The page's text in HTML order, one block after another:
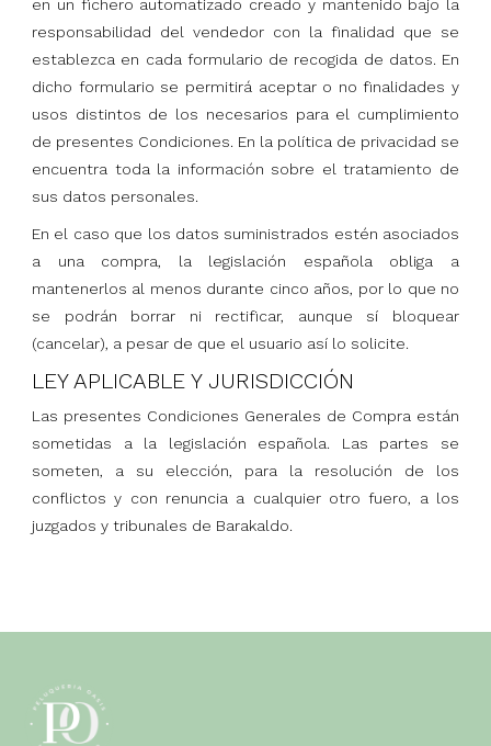
en un fichero automatizado creado y mantenido bajo la
responsabilidad del vendedor con la finalidad que se
establezca en cada formulario de recogida de datos. En
dicho formulario se permitirá aceptar o no finalidades y
usos distintos de los necesarios para el cumplimiento
de presentes Condiciones. En la política de privacidad se
encuentra toda la información sobre el tratamiento de
sus datos personales.
En el caso que los datos suministrados estén asociados
a una compra, la legislación española obliga a
mantenerlos al menos durante cinco años, por lo que no
se podrán borrar ni rectificar, aunque sí bloquear
(cancelar), a pesar de que el usuario así lo solicite.
LEY APLICABLE Y JURISDICCIÓN
Las presentes Condiciones Generales de Compra están
sometidas a la legislación española. Las partes se
someten, a su elección, para la resolución de los
conflictos y con renuncia a cualquier otro fuero, a los
juzgados y tribunales de Barakaldo.